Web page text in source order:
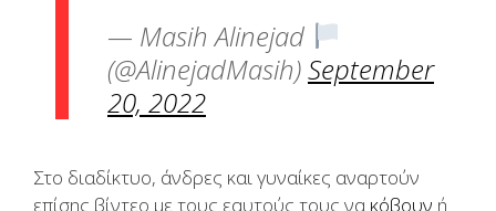
— Masih Alinejad
(@AlinejadMasih)September
20, 2022
Στο διαδίκτυο, άνδρες και γυναίκες αναρτούν
επίσης βίντεο με τους εαυτούς τους νακόβουν ή